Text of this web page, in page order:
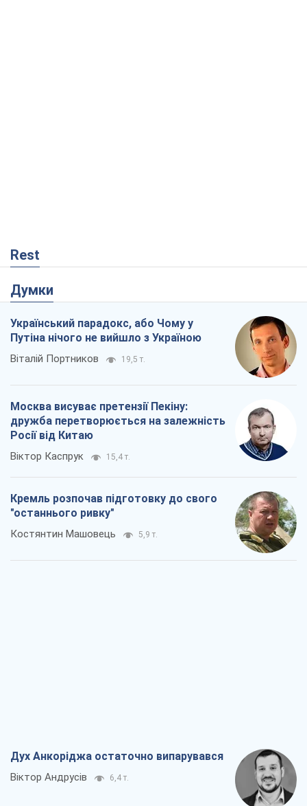
Rest
Думки
Український парадокс, або Чому у
Путіна нічого не вийшло з Україною
Віталій Портников 19,5 т.
Москва висуває претензії Пекіну:
дружба перетворюється на залежність
Росії від Китаю
Віктор Каспрук 15,4 т.
Кремль розпочав підготовку до свого
"останнього ривку"
Костянтин Машовець 5,9 т.
Дух Анкоріджа остаточно випарувався
Віктор Андрусів 6,4 т.